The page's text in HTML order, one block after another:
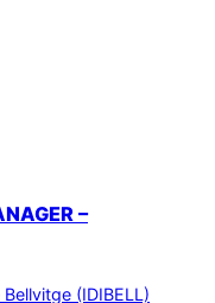
–
(IDIBELL)